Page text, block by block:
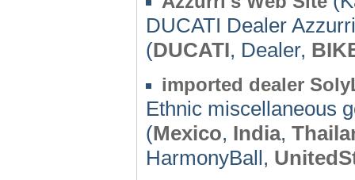
DUCATI Dealer Azzurri
(DUCATI, Dealer,
imported dealer
Ethnic miscellaneous
(Mexico, India,
HarmonyBall,